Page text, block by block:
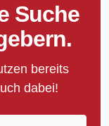
Suche
bereits
dabei!